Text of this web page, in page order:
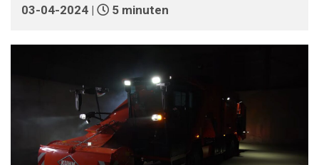
03-04-2024 | 5 minuten